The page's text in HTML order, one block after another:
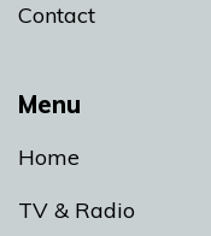
Menu
Home
TV & Radio
Contact